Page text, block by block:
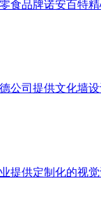
品牌诺安百特精
公司提供文化墙设
供定制化的视